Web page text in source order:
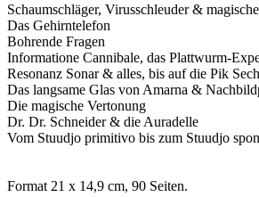
Schaumschläger, Virusschleuder &
Das Gehirntelefon
Bohrende Fragen
Informatione Cannibale, das Plattwurm-
Resonanz Sonar & alles, bis auf die Pik
Das langsame Glas von Amarna &
Die magische Vertonung
Dr. Dr. Schneider & die Auradelle
Vom Stuudjo primitivo bis zum Stuudjo
Format 21 x 14,9 cm, 90 Seiten.